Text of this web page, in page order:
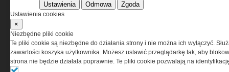
Korzystanie z portalu jest równoznaczne
przez Grupa MEDIUM Spółka z ograniczoną
odpowiedzialnością Spółka komandytowa, nr KRS:
0000537655, NIP 1132860378, REGON 146393437
(zwana dalej Grupa MEDIUM) w postaci Regulaminu.
Ustawienia Odmowa Zgoda
Ustawienia cookies
×
Niezbędne pliki cookie
Te pliki cookie są niezbędne do działania strony i nie można ich wyłączyć.
zawartości koszyka użytkownika. Możesz ustawić przeglądarkę tak, aby
strona nie będzie działała poprawnie. Te pliki cookie pozwalają na